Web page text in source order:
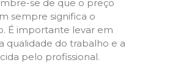
se de que o preço
sempre significa o
É importante levar em
qualidade do trabalho e a
pelo profissional.